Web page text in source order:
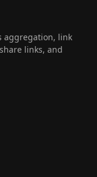
aggregation, link
links, and